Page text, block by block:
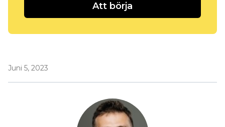
Att börja
Juni 5, 2023